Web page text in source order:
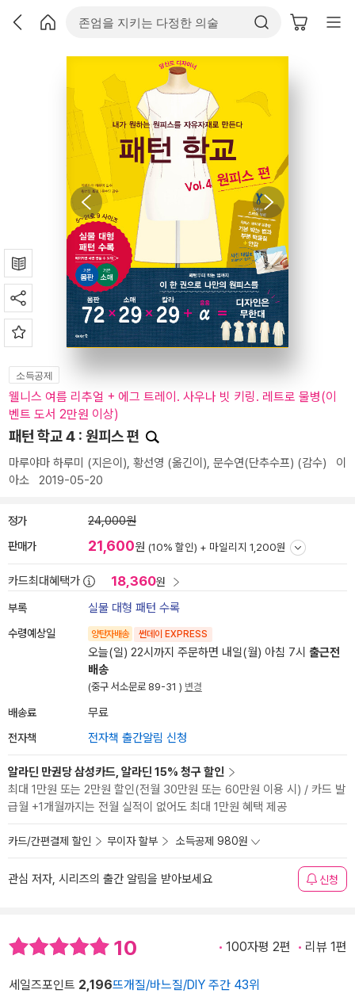
소득공제
웰니스 여름 리추얼 + 에그 트레이. 사우나 빗 키링. 레트로 물병(이
벤트 도서 2만원 이상)
패턴 학교 4 : 원피스 편
마루야마 하루미 (지은이), 황선영 (옮긴이), 문수연(단추수프) (감수) 이
아소 2019-05-20
정가 24,000원
판매가 21,600원 (10% 할인) + 마일리지 1,200원
카드최대혜택가 18,360원
부록 실물 대형 패턴 수록
수령예상일 양탄자배송 썬데이 EXPRESS
오늘(일) 22시까지 주문하면 내일(월) 아침 7시 출근전
배송
(중구 서소문로 89-31 ) 변경
배송료 무료
전자책 전자책 출간알림 신청
알라딘 만권당 삼성카드, 알라딘 15% 청구 할인
최대 1만원 또는 2만원 할인(전월 30만원 또는 60만원 이용 시) / 카드 발
급월 +1개월까지는 전월 실적이 없어도 최대 1만원 혜택 제공
카드/간편결제 할인 무이자 할부 소득공제 980원
관심 저자, 시리즈의 출간 알림을 받아보세요 신청
10 100자평 2편 리뷰 1편
세일즈포인트 2,196뜨개질/바느질/DIY 주간 43위